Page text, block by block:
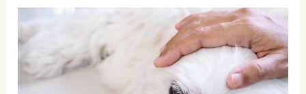
寄付活動